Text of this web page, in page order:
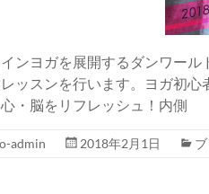
ンヨガを展開するダンワー
ッスンを行います。ヨガ初
・脳をリフレッシュ！内側
admin 2018年2月1日